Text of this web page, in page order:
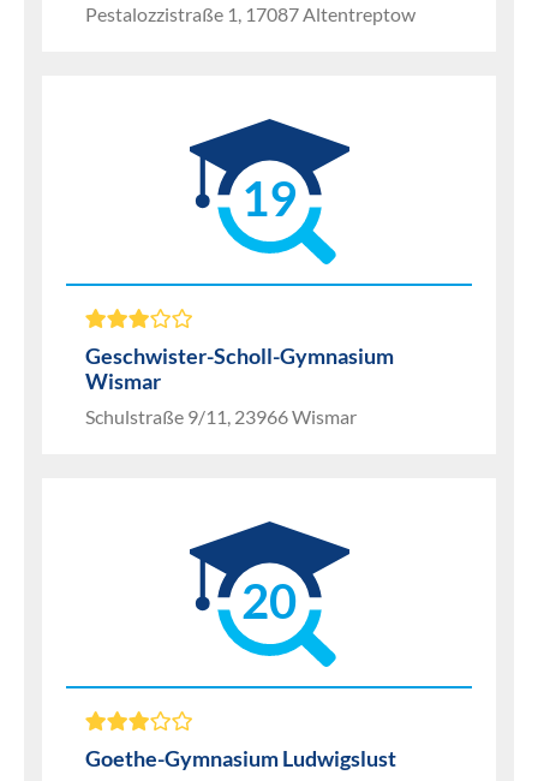
Pestalozzistraße 1, 17087 Altentreptow
19
Geschwister-Scholl-Gymnasium
Wismar
Schulstraße 9/11, 23966 Wismar
20
Goethe-Gymnasium Ludwigslust